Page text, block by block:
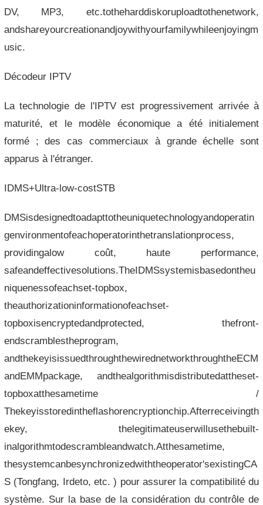
DV, MP3, etc.totheharddiskoruploadtothenetwork,
andshareyourcreationandjoywithyourfamilywhileenjoyingm
usic.
Décodeur IPTV
La technologie de l'IPTV est progressivement arrivée à
maturité, et le modèle économique a été initialement
formé ; des cas commerciaux à grande échelle sont
apparus à l'étranger.
IDMS+Ultra-low-costSTB
DMSisdesignedtoadapttotheuniquetechnologyandoperatin
genvironmentofeachoperatorinthetranslationprocess,
providingalow coût, haute performance,
safeandeffectivesolutions.TheIDMSsystemisbasedontheu
niquenessofeachset-topbox,
theauthorizationinformationofeachset-
topboxisencryptedandprotected, thefront-
endscramblestheprogram,
andthekeyisissuedthroughthewirednetworkthroughtheECM
andEMMpackage, andthealgorithmisdistributedattheset-
topboxatthesametime /
Thekeyisstoredintheflashorencryptionchip.Afterreceivingth
ekey, thelegitimateuserwillusethebuilt-
inalgorithmtodescrambleandwatch.Atthesametime,
thesystemcanbesynchronizedwiththeoperator'sexistingCA
S (Tongfang, Irdeto, etc. ) pour assurer la compatibilité du
système. Sur la base de la considération du contrôle de